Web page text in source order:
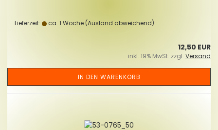
Lieferzeit: ca. 1 Woche (Ausland abweichend)
12,50 EUR
inkl. 19% MwSt. zzgl. Versand
IN DEN WARENKORB